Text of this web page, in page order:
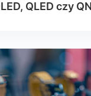
QLED czy